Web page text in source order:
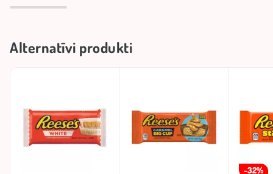
Alternatīvi produkti
-32%